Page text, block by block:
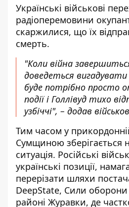
Українські військові
радіоперемовини
скаржилися, що їх
смерть.
"Коли війна
доведеться вигадувати
буде потрібно просто
події і Голлівуд тихо
узбіччі", – додав
Тим часом у
Сумщиною зберігається
ситуація. Російські
українські позиції,
перерізати шляхи
DeepState, Сили оборони
районі Журавки, де